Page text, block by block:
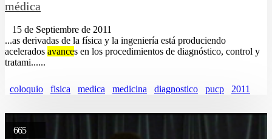
médica
15 de Septiembre de 2011
...as derivadas de la física y la ingeniería está produciendo
acelerados avances en los procedimientos de diagnóstico, control y
tratami......
coloquio fisica medica medicina diagnostico pucp 2011
665